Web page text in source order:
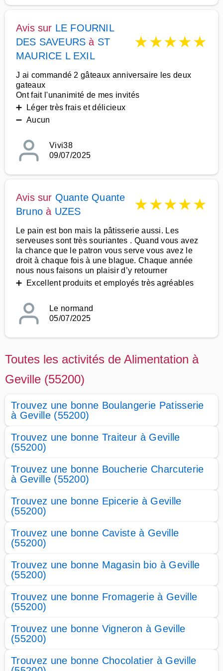
Avis sur LE FOURNIL
DES SAVEURS à ST
MAURICE L EXIL
★★★★★
J ai commandé 2 gâteaux anniversaire les deux
gateaux
Ont fait l'unanimité de mes invités
➕ Léger très frais et délicieux
➖ Aucun
Vivi38
09/07/2025
Avis sur Quante Quante
Bruno à UZES ★★★★★
Le pain est bon mais la pâtisserie aussi. Les
serveuses sont très souriantes . Quand vous avez
la chance que le patron vous serve vous avez le
droit à chaque fois à une blague. Chaque année
nous nous faisons un plaisir d’y retourner
➕ Excellent produits et employés très agréables
Le normand
05/07/2025
Toutes les activités de Alimentation à
Geville (55200)
Trouvez une bonne Boulangerie Patisserie
à Geville (55200)
Trouvez une bonne Traiteur à Geville
(55200)
Trouvez une bonne Boucherie Charcuterie
à Geville (55200)
Trouvez une bonne Epicerie à Geville
(55200)
Trouvez une bonne Caviste à Geville
(55200)
Trouvez une bonne Magasin bio à Geville
(55200)
Trouvez une bonne Fromagerie à Geville
(55200)
Trouvez une bonne Vigneron à Geville
(55200)
Trouvez une bonne Chocolatier à Geville